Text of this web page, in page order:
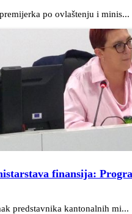
po ovlaštenju i minis...
finansija:
predstavnika kantonalnih mi...